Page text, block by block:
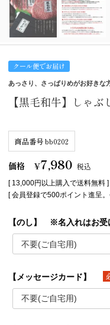
クール便でお届け
あっさり、さっぱりめがお好きな
【黒毛和牛】しゃ
商品番号bb0202
価格 ¥7,980 税込
[ 13,000円以上購入で送料無料 ]
[ 会員登録で500ポイント進呈
【のし】 ※名入れはお受
【メッセージカード】
(